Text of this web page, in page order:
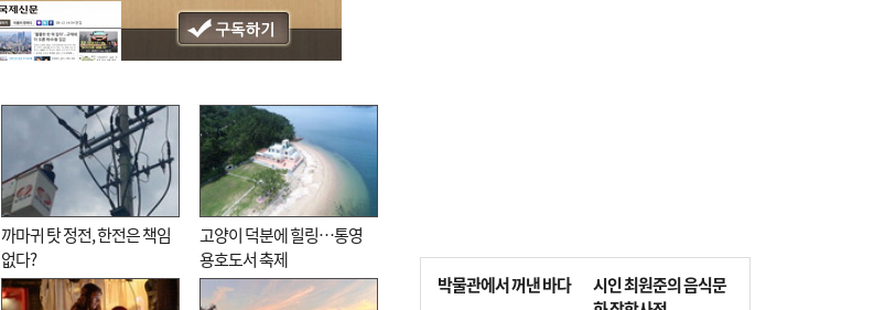
까마귀 탓 정전, 한전은 책임
없다?
고양이 덕분에 힐링…통영
용호도서 축제
박물관에서 꺼낸 바다
시인 최원준의 음식문